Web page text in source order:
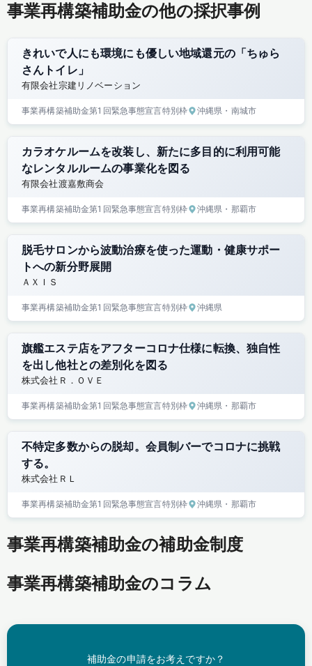
事業再構築補助金の他の採択事例
きれいで人にも環境にも優しい地域還元の「ちゅら
さんトイレ」
有限会社宗建リノベーション
事業再構築補助金第1回緊急事態宣言特別枠 沖縄県 ・南城市
カラオケルームを改装し、新たに多目的に利用可能
なレンタルルームの事業化を図る
有限会社渡嘉敷商会
事業再構築補助金第1回緊急事態宣言特別枠 沖縄県 ・那覇市
脱毛サロンから波動治療を使った運動・健康サポー
トへの新分野展開
ＡＸＩＳ
事業再構築補助金第1回緊急事態宣言特別枠 沖縄県
旗艦エステ店をアフターコロナ仕様に転換、独自性
を出し他社との差別化を図る
株式会社Ｒ．ＯＶＥ
事業再構築補助金第1回緊急事態宣言特別枠 沖縄県 ・那覇市
不特定多数からの脱却。会員制バーでコロナに挑戦
する。
株式会社ＲＬ
事業再構築補助金第1回緊急事態宣言特別枠 沖縄県 ・那覇市
事業再構築補助金の補助金制度
事業再構築補助金のコラム
補助金の申請をお考えですか？